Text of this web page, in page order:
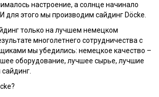
настроение, а солнце начинало
для этого мы производим сайдинг Döcke.
только на лучшем немецком
многолетнего сотрудничества с
мы убедились: немецкое качество –
оборудование, лучшее сырье, лучшие